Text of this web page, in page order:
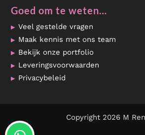
Goed om te weten…
Veel gestelde vragen
Maak kennis met ons team
Bekijk onze portfolio
Leveringsvoorwaarden
Privacybeleid
Copyright 2026 M